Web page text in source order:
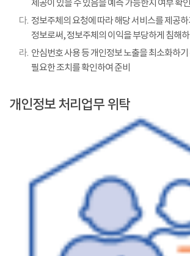
제공이 있을 수 있음을 예측 가능한지 여부 확인
다. 정보주체의 요청에 따라 해당 서비스를 제공
정보로써, 정보주체의 이익을 부당하게 침해
라. 안심번호 사용 등 개인정보 노출을 최소화하기
필요한 조치를 확인하여 준비
개인정보 처리업무 위탁